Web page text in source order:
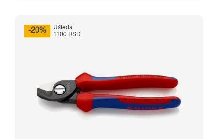
-20%
Ušteda
1100 RSD